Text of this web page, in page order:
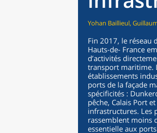
Yohan Baillieul,
Fin 2017, le réseau
Hauts-de- France
d’activités
transport maritime.
établissements
ports de la façade
spécificités :
pêche, Calais Port
infrastructures. Les
rassemblent moins
essentielle aux